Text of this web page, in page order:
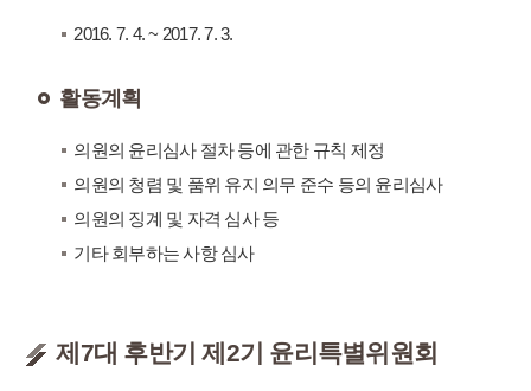
2016. 7. 4. ~ 2017. 7. 3.
활동계획
의원의 윤리심사 절차 등에 관한 규칙 제정
의원의 청렴 및 품위 유지 의무 준수 등의 윤리심사
의원의 징계 및 자격 심사 등
기타 회부하는 사항 심사
제7대 후반기 제2기 윤리특별위원회